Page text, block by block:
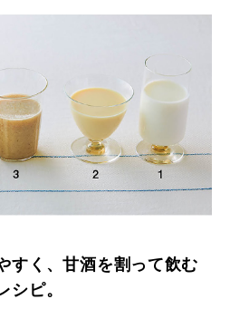
すく、甘酒を割って飲む
シピ。